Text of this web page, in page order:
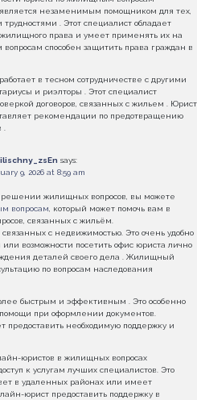
незаменимым помощником для тех,
. Этот специалист обладает
права и умеет применять их на
способен защитить права граждан в
в тесном сотрудничестве с другими
и риэлторы . Этот специалист
договоров, связанных с жильем . Юрист
рекомендации по предотвращению
.
says:
9, 2026 at 8:59 am
решении жилищных вопросов, вы можете
вопросам, который может помочь вам в
связанных с жильём.
с недвижимостью. Это очень удобно
возможности посетить офис юриста лично
деталей своего дела . Жилищный
по вопросам наследования
быстрым и эффективным . Это особенно
при оформлении документов.
необходимую поддержку и
юристов в жилищных вопросах
к услугам лучших специалистов. Это
в удаленных районах или имеет
юрист предоставить поддержку в